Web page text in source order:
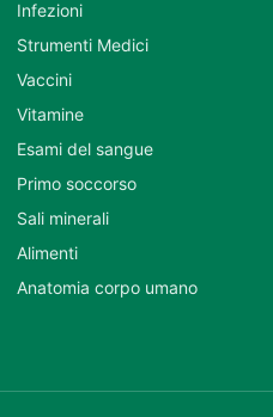
Infezioni
Strumenti Medici
Vaccini
Vitamine
Esami del sangue
Primo soccorso
Sali minerali
Alimenti
Anatomia corpo umano